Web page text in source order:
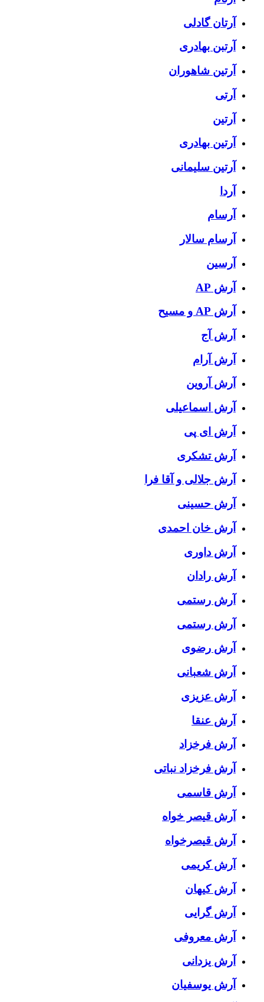
آرتان گادلی
آرتبن بهادری
آرتين شاهوران
آرتی
آرتین
آرتین بهادری
آرتین سلیمانی
آردا
آرسام
آرسام سالار
آرسین
آرش AP
آرش AP و مسیح
آرش آج
آرش آرام
آرش آروین
آرش اسماعیلی
آرش ای پی
آرش تشکری
آرش جلالی و آقا فرا
آرش حسینی
آرش خان احمدی
آرش داوری
آرش رادان
آرش رستمى
آرش رستمی
آرش رضوی
آرش شعبانی
آرش عزیزی
آرش عنقا
آرش فرخزاد
آرش فرخزاد نباتی
آرش قاسمی
آرش قیصر خواه
آرش قیصرخواه
آرش کریمی
آرش کیهان
آرش گرایی
آرش معروفی
آرش یزدانی
آرش یوسفیان